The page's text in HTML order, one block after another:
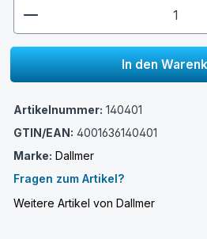
In den
Artikelnummer: 140401
GTIN/EAN: 4001636140401
Marke: Dallmer
Fragen zum Artikel?
Weitere Artikel von Dallmer